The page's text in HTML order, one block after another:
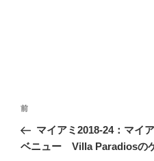
投
ナ
前
の
投
前
マイアミ2018-24：マ
ベニュー Villa Paradiosの